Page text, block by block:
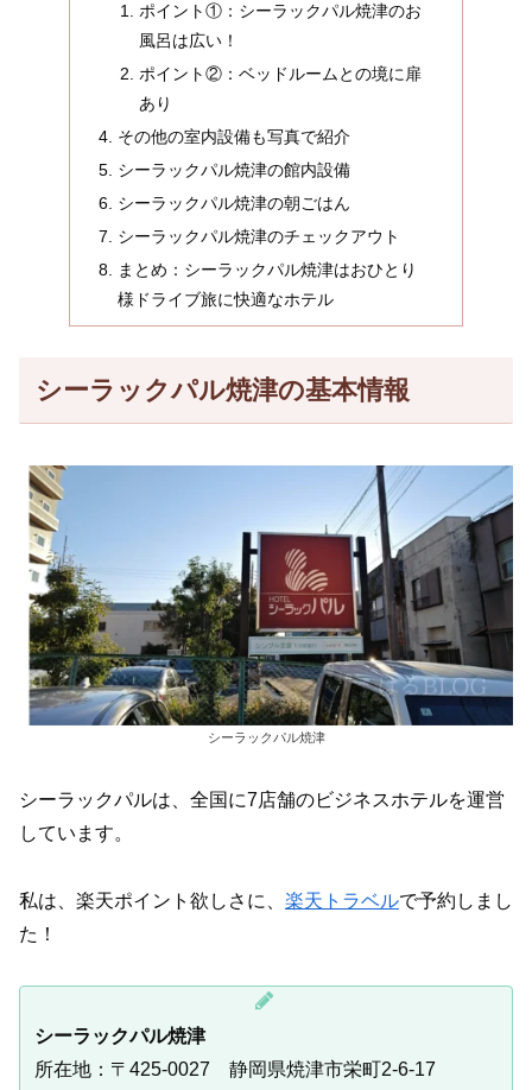
ポイント①：シーラックパル焼津のお
風呂は広い！
ポイント②：ベッドルームとの境に扉
あり
その他の室内設備も写真で紹介
シーラックパル焼津の館内設備
シーラックパル焼津の朝ごはん
シーラックパル焼津のチェックアウト
まとめ：シーラックパル焼津はおひとり
様ドライブ旅に快適なホテル
シーラックパル焼津の基本情報
シーラックパル焼津
シーラックパルは、全国に7店舗のビジネスホテルを運営
しています。
私は、楽天ポイント欲しさに、 楽天トラベルで予約しまし
た！
シーラックパル焼津
所在地：〒425-0027 静岡県焼津市栄町2-6-17